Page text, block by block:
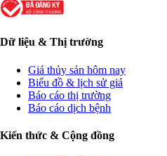
Dữ liệu & Thị trường
Giá thủy sản hôm nay
Biểu đồ & lịch sử giá
Báo cáo thị trường
Báo cáo dịch bệnh
Kiến thức & Cộng đồng